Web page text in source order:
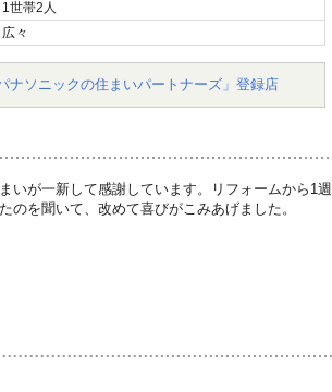
1世帯2人
広々
ナソニックの住まいパートナーズ」登録店
いが一新して感謝しています。リフォームから1週
を聞いて、改めて喜びがこみあげました。